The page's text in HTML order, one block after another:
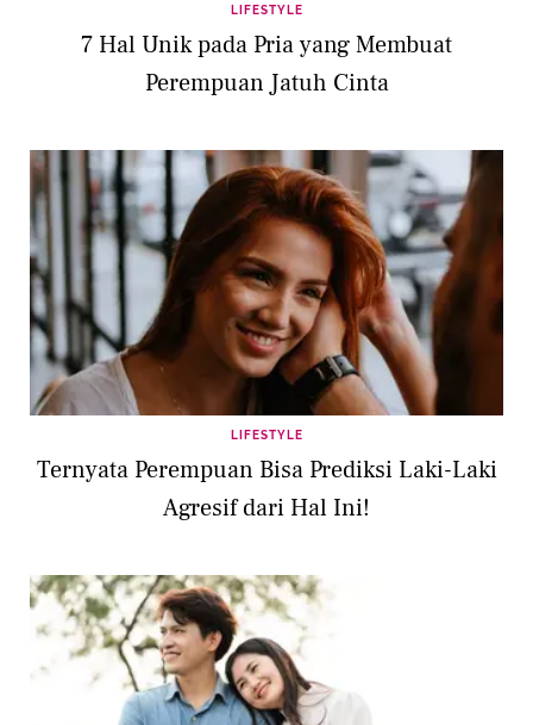
LIFESTYLE
7 Hal Unik pada Pria yang Membuat
Perempuan Jatuh Cinta
LIFESTYLE
Ternyata Perempuan Bisa Prediksi Laki-Laki
Agresif dari Hal Ini!